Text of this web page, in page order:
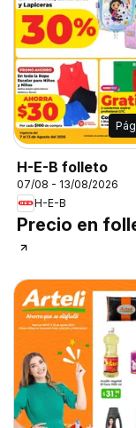
H-E-B folleto
07/08 - 13/08/2026
H-E-B
Precio en